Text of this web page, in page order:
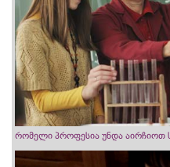
რომელი პროფესია უნდა აირჩიოთ